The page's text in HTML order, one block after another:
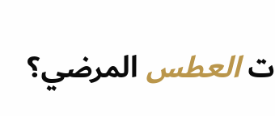
العطسالمرضي؟